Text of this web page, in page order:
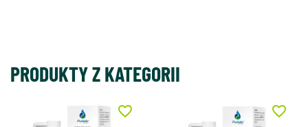
PRODUKTY Z KATEGORII
favorite_border favorite_border